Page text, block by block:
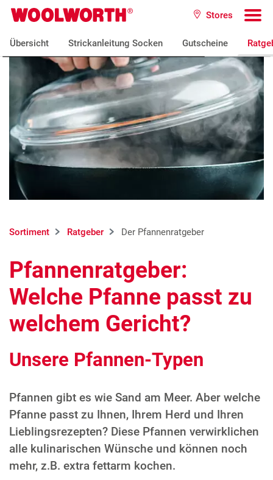
Zum Hauptinhalt
Woolworth GmbH Stores
Übersicht Strickanleitung Socken Gutscheine
Sortiment Ratgeber Der Pfannenratgeber
Pfannenratgeber:
Welche Pfanne passt zu
welchem Gericht?
Unsere Pfannen-Typen
Pfannen gibt es wie Sand am Meer. Aber welche
Pfanne passt zu Ihnen, Ihrem Herd und Ihren
Lieblingsrezepten? Diese Pfannen verwirklichen
alle kulinarischen Wünsche und können noch
mehr, z.B. extra fettarm kochen.